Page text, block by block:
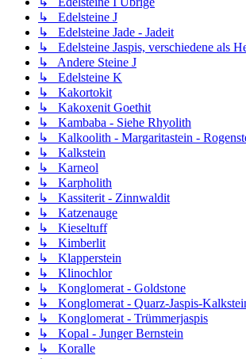
↳ Edelsteine J
↳ Edelsteine Jade - Jadeit
↳ Edelsteine Jaspis, verschiedene als
↳ Andere Steine J
↳ Edelsteine K
↳ Kakortokit
↳ Kakoxenit Goethit
↳ Kambaba - Siehe Rhyolith
↳ Kalkoolith - Margaritastein -
↳ Kalkstein
↳ Karneol
↳ Karpholith
↳ Kassiterit - Zinnwaldit
↳ Katzenauge
↳ Kieseltuff
↳ Kimberlit
↳ Klapperstein
↳ Klinochlor
↳ Konglomerat - Goldstone
↳ Konglomerat - Quarz-Jaspis-
↳ Konglomerat - Trümmerjaspis
↳ Kopal - Junger Bernstein
↳ Koralle